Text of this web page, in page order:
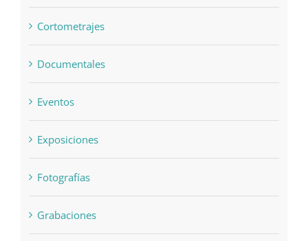
Cortometrajes
Documentales
Eventos
Exposiciones
Fotografías
Grabaciones